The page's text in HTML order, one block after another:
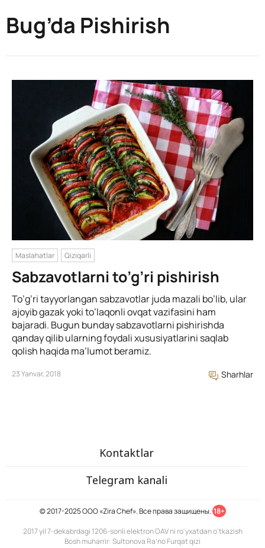
Bug’da Pishirish
Maslahatlar Qiziqarli
Sabzavotlarni to’g’ri pishirish
To’g’ri tayyorlangan sabzavotlar juda mazali bo’lib, ular
ajoyib gazak yoki to’laqonli ovqat vazifasini ham
bajaradi. Bugun bunday sabzavotlarni pishirishda
qanday qilib ularning foydali xususiyatlarini saqlab
qolish haqida ma’lumot beramiz.
23 Yanvar, 2018 Sharhlar
Kontaktlar
Telegram kanali
© 2017-2025 ООО «Zira Chef». Все права защищены. 18+
2017 yil 7-dekabrdagi 1206-sonli elektron OAV ni ro'yxatdan o'tkazish
Bosh muharrir: Sultonova Ra’no Furqat qizi